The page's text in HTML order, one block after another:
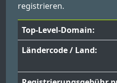
registrieren.
Top-Level-Domain:
Ländercode / Land: